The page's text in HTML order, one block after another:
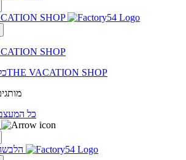
SHOP
SHOP
כל הTHE VACATION SHOP
כל